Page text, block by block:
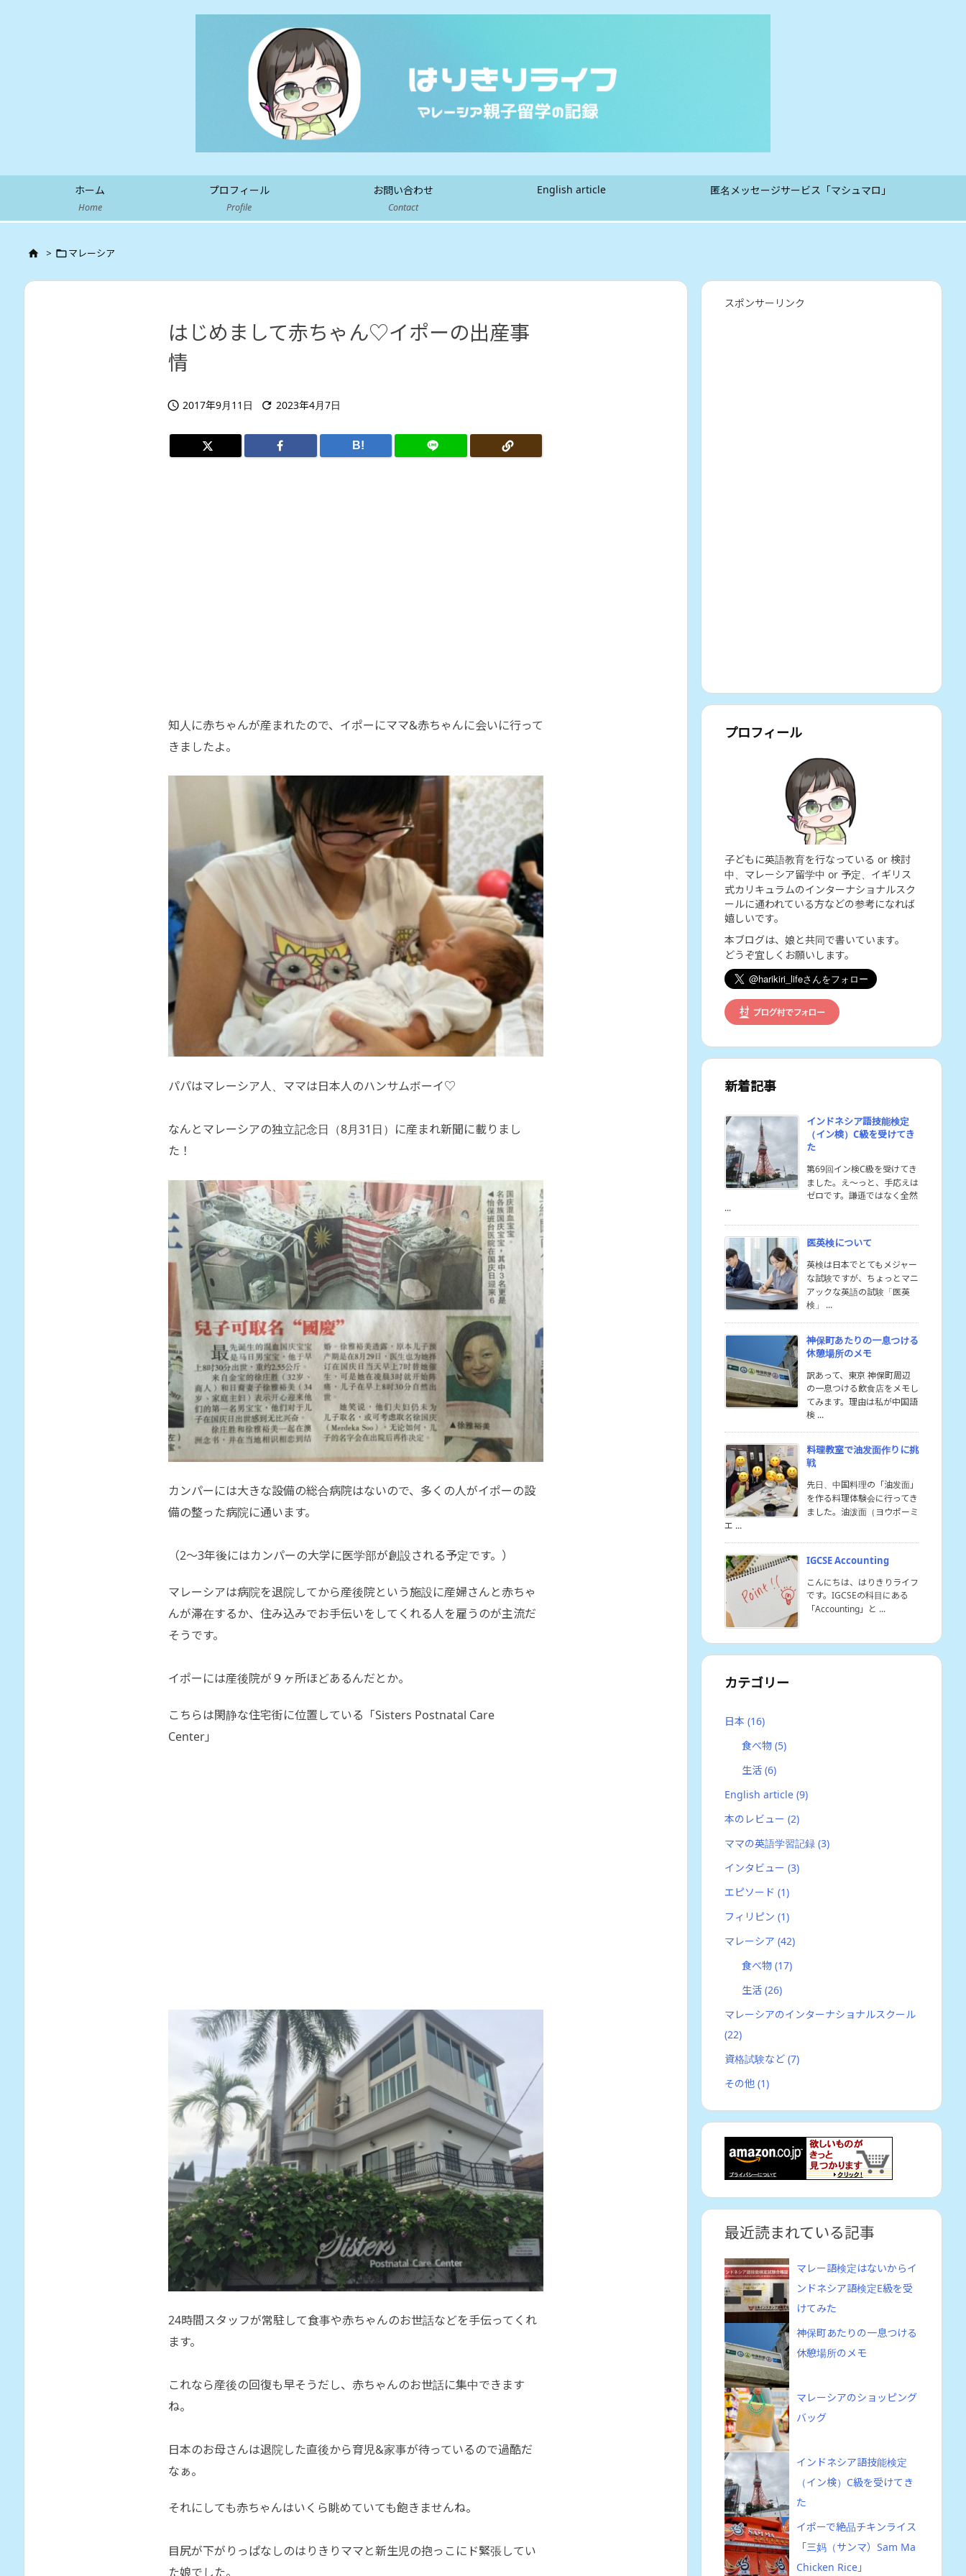
ホーム
Home
プロフィール
Profile
お問い合わせ
Contact
English article 匿名メッセージサービス「マシュマロ」
 > マレーシア
はじめまして赤ちゃん♡イポーの出産事
情
 2017年9月11日  2023年4月7日
B!
知人に赤ちゃんが産まれたので、イポーにママ&赤ちゃんに会いに行って
きましたよ。
パパはマレーシア人、ママは日本人のハンサムボーイ♡
なんとマレーシアの独立記念日（8月31日）に産まれ新聞に載りまし
た！
カンパーには大きな設備の総合病院はないので、多くの人がイポーの設
備の整った病院に通います。
（2〜3年後にはカンパーの大学に医学部が創設される予定です。）
マレーシアは病院を退院してから産後院という施設に産婦さんと赤ちゃ
んが滞在するか、住み込みでお手伝いをしてくれる人を雇うのが主流だ
そうです。
イポーには産後院が９ヶ所ほどあるんだとか。
こちらは閑静な住宅街に位置している「Sisters Postnatal Care
Center」
24時間スタッフが常駐して食事や赤ちゃんのお世話などを手伝ってくれ
ます。
これなら産後の回復も早そうだし、赤ちゃんのお世話に集中できます
ね。
日本のお母さんは退院した直後から育児&家事が待っているので過酷だ
なぁ。
それにしても赤ちゃんはいくら眺めていても飽きませんね。
目尻が下がりっぱなしのはりきりママと新生児の抱っこにド緊張してい
た娘でした。
スポンサーリンク
プロフィール
子どもに英語教育を行なっている or 検討
中、マレーシア留学中 or 予定、イギリス
式カリキュラムのインターナショナルスク
ールに通われている方などの参考になれば
嬉しいです。
本ブログは、娘と共同で書いています。
どうぞ宜しくお願いします。
新着記事
インドネシア語技能検定
（イン検）C級を受けてき
た
第69回イン検C級を受けてき
ました。え〜っと、手応えは
ゼロです。謙遜ではなく全然
...
医英検について
英検は日本でとてもメジャー
な試験ですが、ちょっとマニ
アックな英語の試験「医英
検」 ...
神保町あたりの一息つける
休憩場所のメモ
訳あって、東京 神保町周辺
の一息つける飲食店をメモし
てみます。理由は私が中国語
検 ...
料理教室で油发面作りに挑
戦
先日、中国料理の「油发面」
を作る料理体験会に行ってき
ました。油泼面（ヨウポーミ
エ ...
IGCSE Accounting
こんにちは、はりきりライフ
です。IGCSEの科目にある
「Accounting」と ...
カテゴリー
日本 (16)
食べ物(5)
生活(6)
English article (9)
本のレビュー (2)
ママの英語学習記録 (3)
インタビュー (3)
エピソード (1)
フィリピン (1)
マレーシア (42)
食べ物(17)
生活(26)
マレーシアのインターナショナルスクール
(22)
資格試験など (7)
その他 (1)
最近読まれている記事
マレー語検定はないからイ
ンドネシア語検定E級を受
けてみた
神保町あたりの一息つける
休憩場所のメモ
マレーシアのショッピング
バッグ
インドネシア語技能検定
（イン検）C級を受けてき
た
イポーで絶品チキンライス
「三妈（サンマ）Sam Ma
Chicken Rice」